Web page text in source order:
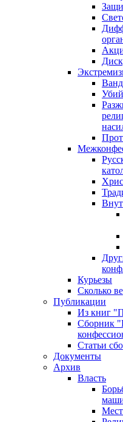
Курьезы
Сколько
Публикации
Из книг
Сборник
Статьи
Документы
Архив
Власть